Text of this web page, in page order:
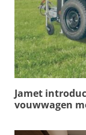
Jamet
vouwwagen